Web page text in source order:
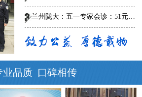
兰州陇大：五一专家会诊：51元泌尿男科惠民普查
业品质 口碑相传